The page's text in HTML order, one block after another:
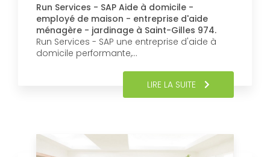
Run Services - SAP Aide à domicile -
employé de maison - entreprise d'aide
ménagère - jardinage à Saint-Gilles 974.
Run Services - SAP une entreprise d'aide à
domicile performante,…
LIRE LA SUITE